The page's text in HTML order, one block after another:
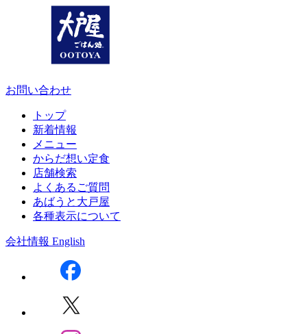
お問い合わせ
トップ
新着情報
メニュー
からだ想い定食
店舗検索
よくあるご質問
あばうと大戸屋
各種表示について
会社情報 English